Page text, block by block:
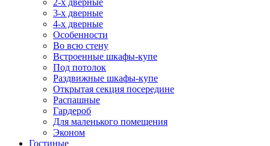
2-х дверные
3-х дверные
4-х дверные
Особенности
Во всю стену
Встроенные шкафы-купе
Под потолок
Раздвижные шкафы-купе
Открытая секция посередине
Распашные
Гардероб
Для маленького помещения
Эконом
Гостиные